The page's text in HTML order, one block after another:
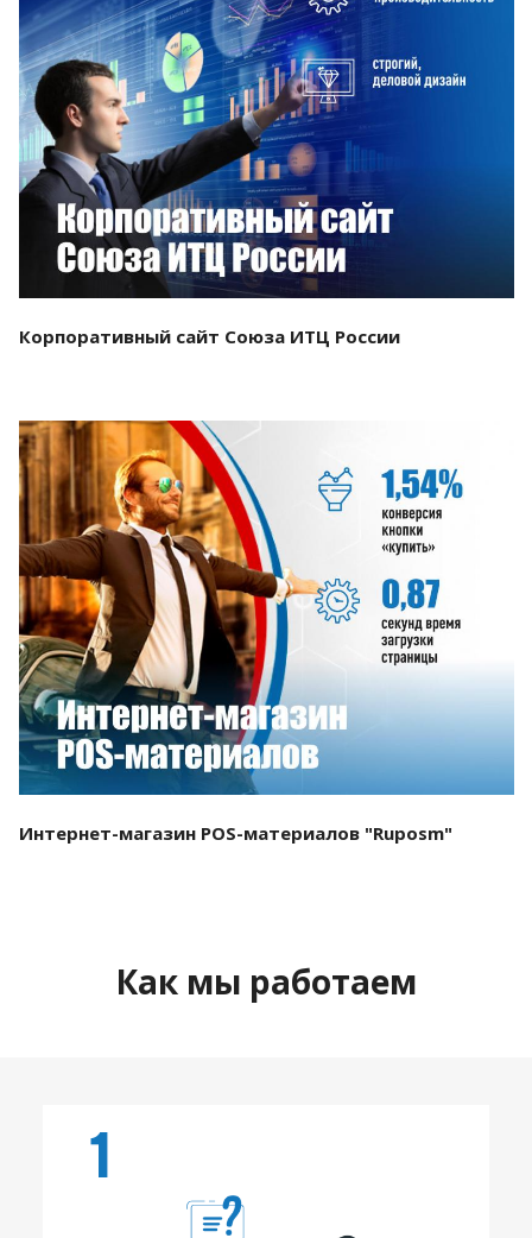
Смотреть проект
Корпоративный сайт Союза ИТЦ России
Смотреть проект
Интернет-магазин POS-материалов "Ruposm"
Как мы работаем
1